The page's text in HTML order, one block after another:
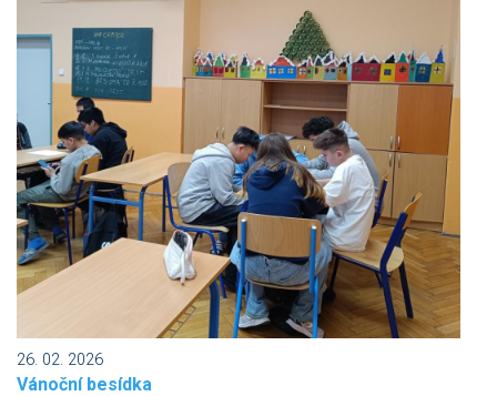
26. 02. 2026
Vánoční besídka